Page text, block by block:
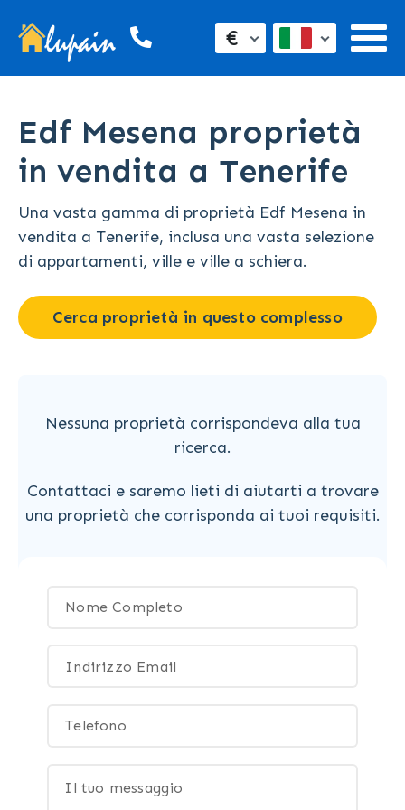
€
Edf Mesena proprietà
in vendita a Tenerife
Una vasta gamma di proprietà Edf Mesena in
vendita a Tenerife, inclusa una vasta selezione
di appartamenti, ville e ville a schiera.
Cerca proprietà in questo complesso
Nessuna proprietà corrispondeva alla tua
ricerca.
Contattaci e saremo lieti di aiutarti a trovare
una proprietà che corrisponda ai tuoi requisiti.